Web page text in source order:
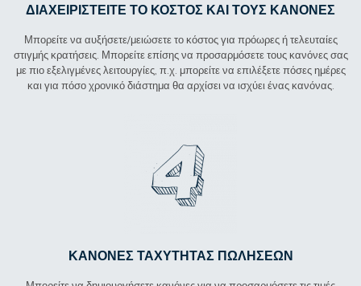
ΔΙΑΧΕΙΡΙΣΤΕΊΤΕ ΤΟ ΚΌΣΤΟΣ ΚΑΙ ΤΟΥΣ ΚΑΝΌΝΕΣ
Μπορείτε να αυξήσετε/μειώσετε το κόστος για πρόωρες ή τελευταίες
στιγμής κρατήσεις. Μπορείτε επίσης να προσαρμόσετε τους κανόνες σας
με πιο εξελιγμένες λειτουργίες, π.χ. μπορείτε να επιλέξετε πόσες ημέρες
και για πόσο χρονικό διάστημα θα αρχίσει να ισχύει ένας κανόνας.
ΚΑΝΌΝΕΣ ΤΑΧΎΤΗΤΑΣ ΠΩΛΉΣΕΩΝ